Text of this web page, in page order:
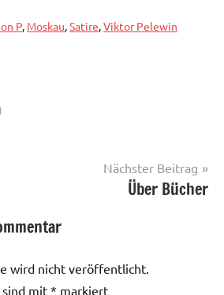
P, Moskau,Satire,Viktor Pelewin
Nächster Beitrag
Über Bücher
wird nicht veröffentlicht.
mit * markiert